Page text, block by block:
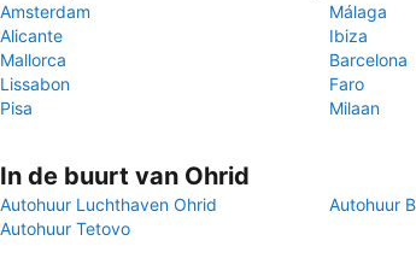
Amsterdam
Málaga
Alicante
Ibiza
Mallorca
Barcelona
Lissabon
Faro
Pisa
Milaan
In de buurt van Ohrid
Autohuur Luchthaven Ohrid
Autohuur
Autohuur Tetovo